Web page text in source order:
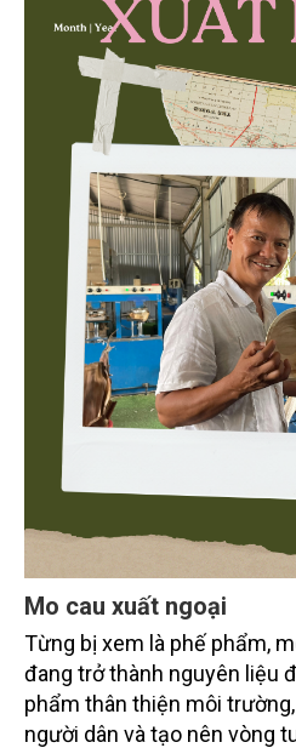
Mo cau xuất ngoại
Từng bị xem là phế phẩm,
đang trở thành nguyên liệu
phẩm thân thiện môi
người dân và tạo nên vòng